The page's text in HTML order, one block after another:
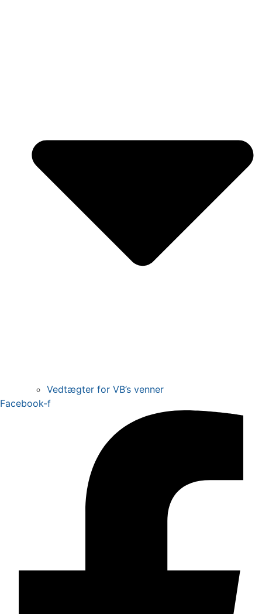
Vedtægter for VB’s venner
Facebook-f